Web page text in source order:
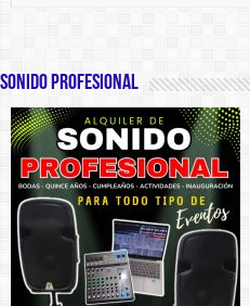
SONIDO PROFESIONAL